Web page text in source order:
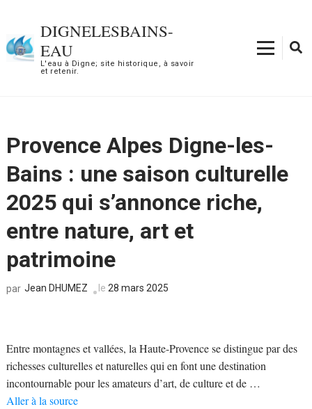
contenu
(Pressez
DIGNELESBAINS-
EAU
L'eau à Digne; site historique, à savoir
et retenir.
Provence Alpes Digne-les-
Bains : une saison culturelle
2025 qui s’annonce riche,
entre nature, art et
patrimoine
par Jean DHUMEZ le 28 mars 2025
Entre montagnes et vallées, la Haute-Provence se distingue par des
richesses culturelles et naturelles qui en font une destination
incontournable pour les amateurs d’art, de culture et de …
Aller à la source